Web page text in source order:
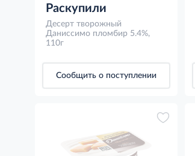
Раскупили
Десерт творожный
Даниссимо пломбир 5.4%,
110г
Сообщить о поступлении